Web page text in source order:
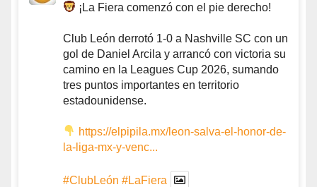
¡La Fiera comenzó con el pie derecho!
Club León derrotó 1-0 a Nashville SC con un
gol de Daniel Arcila y arrancó con victoria su
camino en la Leagues Cup 2026, sumando
tres puntos importantes en territorio
estadounidense.
https://elpipila.mx/leon-salva-el-honor-de-
la-liga-mx-y-venc...
#ClubLeón #LaFiera